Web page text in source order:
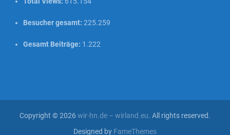
Besucher gesamt: 225.259
Gesamt Beiträge: 1.222
Copyright © 2026 wir-hn.de – wirland.eu. All rights reserved.
Designed by FameThemes